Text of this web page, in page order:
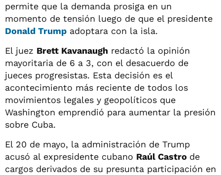
permite que la demanda prosiga en un
momento de tensión luego de que el presidente
Donald Trump adoptara con la isla.
El juez Brett Kavanaugh redactó la opinión
mayoritaria de 6 a 3, con el desacuerdo de
jueces progresistas. Esta decisión es el
acontecimiento más reciente de todos los
movimientos legales y geopolíticos que
Washington emprendió para aumentar la presión
sobre Cuba.
El 20 de mayo, la administración de Trump
acusó al expresidente cubano Raúl Castro de
cargos derivados de su presunta participación en